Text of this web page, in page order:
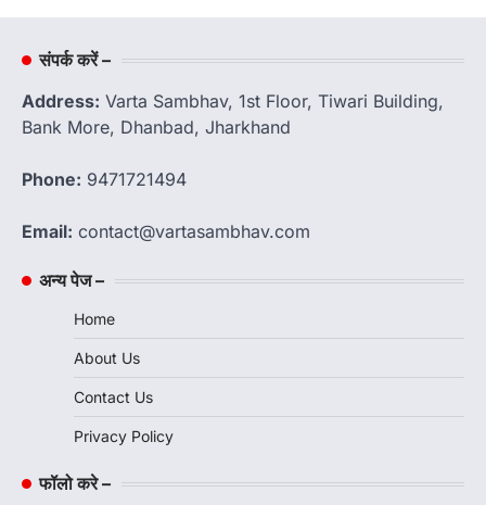
संपर्क करें –
Address: Varta Sambhav, 1st Floor, Tiwari Building,
Bank More, Dhanbad, Jharkhand
Phone: 9471721494
Email: contact@vartasambhav.com
अन्य पेज –
Home
About Us
Contact Us
Privacy Policy
फॉलो करे –